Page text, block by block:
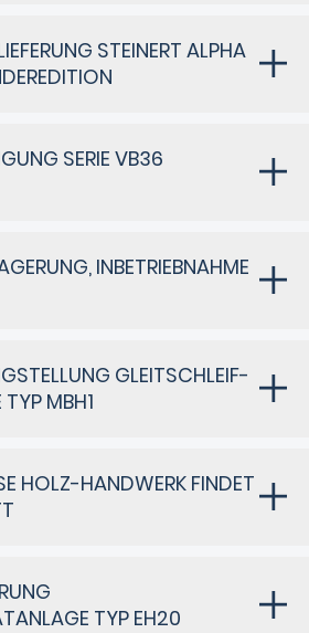
STEINERT ALPHA
SERIE VB36
INBETRIEBNAHME
GLEITSCHLEIF-
MBH1
HOLZ-HANDWERK FINDET
TYP EH20